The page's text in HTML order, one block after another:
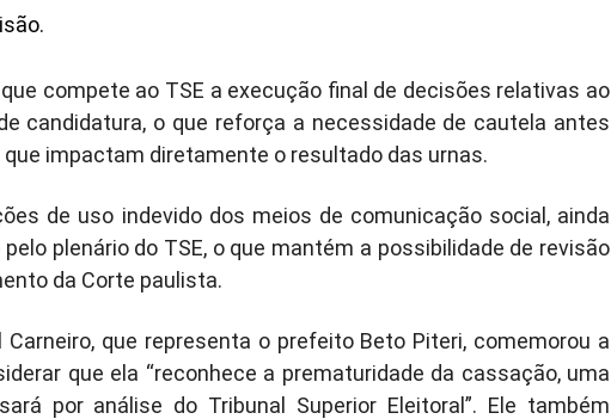
compete ao TSE a execução final de decisões relativas ao
candidatura, o que reforça a necessidade de cautela antes
impactam diretamente o resultado das urnas.
de uso indevido dos meios de comunicação social, ainda
plenário do TSE, o que mantém a possibilidade de revisão
da Corte paulista.
Carneiro, que representa o prefeito Beto Piteri, comemorou a
que ela “reconhece a prematuridade da cassação, uma
por análise do Tribunal Superior Eleitoral”. Ele também